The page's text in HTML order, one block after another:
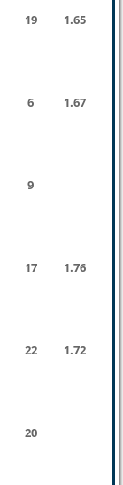
19 1.65
6 1.67
9
17 1.76
22 1.72
20